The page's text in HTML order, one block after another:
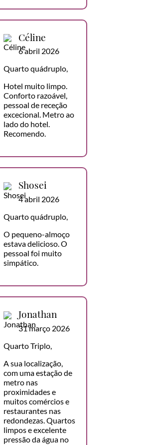
Céline
6 abril 2026
Quarto quádruplo,
Hotel muito limpo.
Conforto razoável,
pessoal de receção
excecional. Metro ao
lado do hotel.
Recomendo.
Shosei
4 abril 2026
Quarto quádruplo,
O pequeno-almoço
estava delicioso. O
pessoal foi muito
simpático.
Jonathan
31 março 2026
Quarto Triplo,
A sua localização,
com uma estação de
metro nas
proximidades e
muitos comércios e
restaurantes nas
redondezas. Quartos
limpos e excelente
pressão da água no